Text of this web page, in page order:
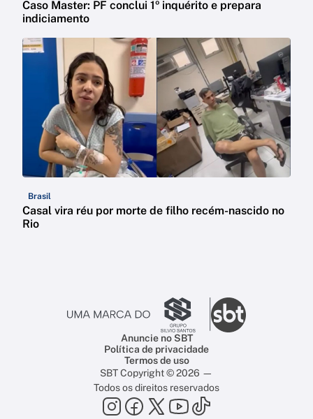
Caso Master: PF conclui 1º inquérito e prepara
indiciamento
Brasil
Casal vira réu por morte de filho recém-nascido no
Rio
Anuncie no SBT
Política de privacidade
Termos de uso
SBT Copyright © 2026 —
Todos os direitos reservados